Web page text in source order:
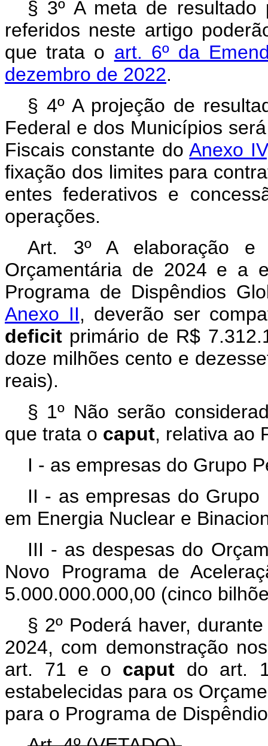
§ 3º A meta de
referidos neste artigo
que trata o art. 6º da
dezembro de 2022.
§ 4º A projeção de
Federal e dos Municípios
Fiscais constante doAnexo IV
fixação dos limites para
entes federativos e
operações.
Art. 3º A elaboração
Orçamentária de 2024 e a
Programa de Dispêndios
Anexo II, deverão ser
deficit primário de R$
doze milhões cento e
reais).
§ 1º Não serão
que trata o caput, relativa ao
I - as empresas do Grupo
II - as empresas do Grupo
em Energia Nuclear e
III - as despesas do
Novo Programa de
5.000.000.000,00 (cinco
§ 2º Poderá haver,
2024, com demonstração
art. 71 e o caput do art.
estabelecidas para os
para o Programa de